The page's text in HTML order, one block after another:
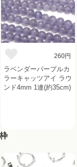
260円
ラベンダーパープルカ
ラーキャッツアイ ラウ
ンド4mm 1連(約35cm)